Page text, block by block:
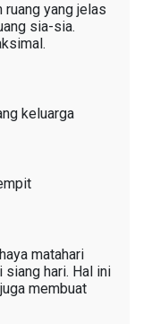
ruang yang jelas
sia-sia.
keluarga
matahari
siang hari. Hal ini
membuat